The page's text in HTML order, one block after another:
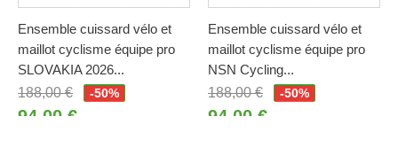
Ensemble cuissard vélo et
maillot cyclisme équipe pro
SLOVAKIA 2026...
188,00 €
-50%
94,00 €
Ensemble cuissard vélo et
maillot cyclisme équipe pro
NSN Cycling...
188,00 €
-50%
94,00 €